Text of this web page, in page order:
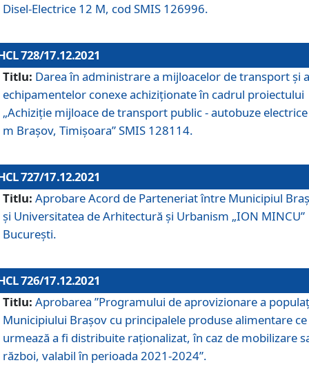
Disel-Electrice 12 M, cod SMIS 126996.
728/17.12.2021
Titlu: Darea în administrare a mijloacelor de transport și a
echipamentelor conexe achiziționate în cadrul proiectului
„Achiziție mijloace de transport public - autobuze
m Brașov, Timișoara” SMIS 128114.
727/17.12.2021
Titlu: Aprobare Acord de Parteneriat între Municipiul
și Universitatea de Arhitectură și Urbanism „ION MINCU”
București.
726/17.12.2021
Titlu: Aprobarea ”Programului de aprovizionare a
Municipiului Braşov cu principalele produse alimentare ce
urmează a fi distribuite raționalizat, în caz de mobilizare
război, valabil în perioada 2021-2024”.